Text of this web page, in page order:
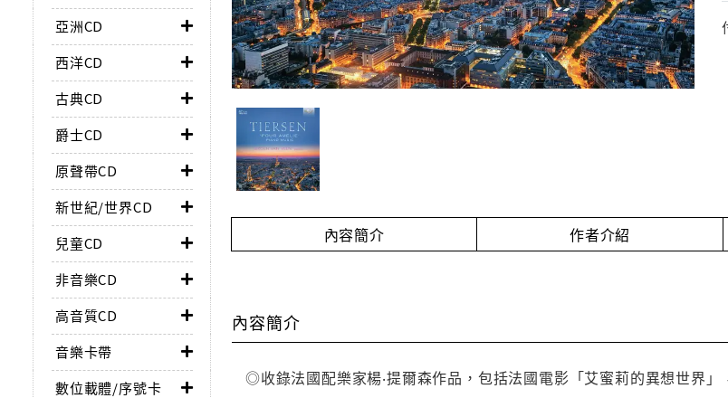
亞洲CD
西洋CD
古典CD
爵士CD
原聲帶CD
新世紀/世界CD
兒童CD
非音樂CD
高音質CD
音樂卡帶
數位載體/序號卡
內容簡介 作者介紹
內容簡介
◎收錄法國配樂家楊‧提爾森作品，包括法國電影「艾蜜莉的異想世界